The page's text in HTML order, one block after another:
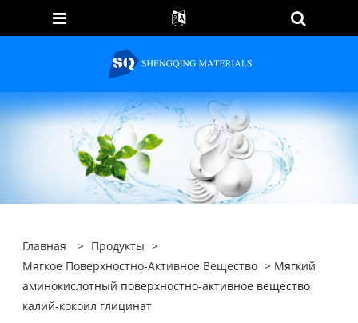
Главная > Продукты >
Мягкое Поверхностно-Активное Вещество > Мягкий
аминокислотный поверхностно-активное вещество
калий-кокоил глицинат